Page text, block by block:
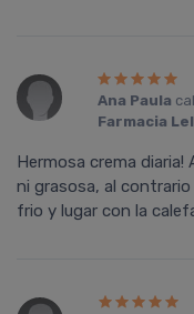
Ana Paula
Farmacia
Hermosa crema
ni grasosa, al
frio y lugar con la